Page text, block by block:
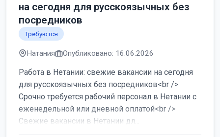
на сегодня для русскоязычных без
посредников
Требуются
Натания Опубликовано: 16.06.2026
Работа в Нетании: свежие вакансии на сегодня
для русскоязычных без посредников<br />
Срочно требуется рабочий персонал в Нетании с
еженедельной или дневной оплатой<br />
Свежие вакансии в Нетании дл...